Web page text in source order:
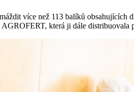
více než 113 balíků
která ji dále